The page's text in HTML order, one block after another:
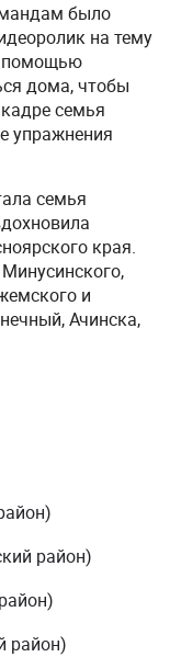
было
на тему
помощью
дома, чтобы
семья
упражнения
семья
края.
и
Ачинска,
район)
район)